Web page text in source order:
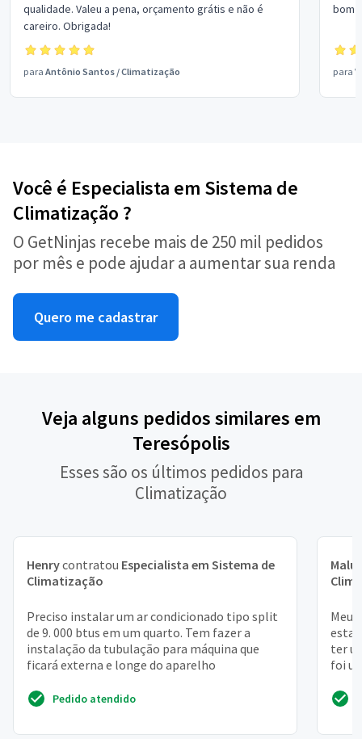
qualidade. Valeu a pena, orçamento grátis e não é
careiro. Obrigada!
para Antônio Santos /Climatização
bom
para
Você é Especialista em Sistema de
Climatização ?
O GetNinjas recebe mais de 250 mil pedidos
por mês e pode ajudar a aumentar sua renda
Quero me cadastrar
Veja alguns pedidos similares em
Teresópolis
Esses são os últimos pedidos para
Climatização
Henrycontratou Especialista em Sistema de
Climatização
Preciso instalar um ar condicionado tipo split
de 9. 000 btus em um quarto. Tem fazer a
instalação da tubulação para máquina que
ficará externa e longe do aparelho
Pedido atendido
Malu
Meu
ter
foi